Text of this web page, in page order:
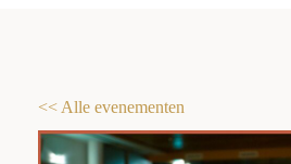
<< Alle evenementen